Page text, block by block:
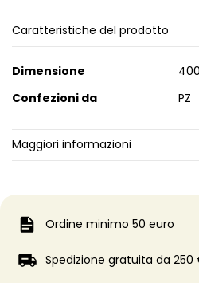
Caratteristiche del prodotto
Dimensione
Confezioni da
PZ
Maggiori informazioni
Ordine minimo 50 euro
Spedizione gratuita da 250